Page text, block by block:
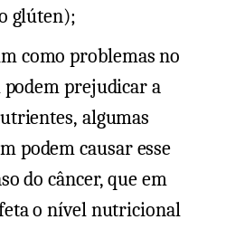
glúten);
como problemas no
prejudicar a
algumas
podem causar esse
do câncer, que em
o nível nutricional